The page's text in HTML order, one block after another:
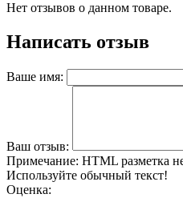
Нет отзывов о данном товаре.
Написать отзыв
Ваше имя:
Ваш отзыв:
Примечание: HTML разметка
Используйте обычный текст!
Оценка: